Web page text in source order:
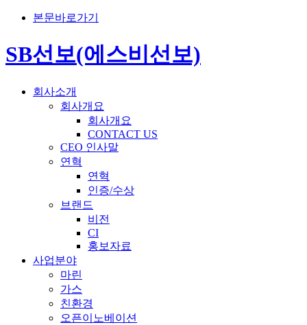
본문바로가기
SB선보(에스비선보)
회사소개
회사개요
회사개요
CONTACT US
CEO 인사말
연혁
연혁
인증/수상
브랜드
비전
CI
홍보자료
사업분야
마린
가스
친환경
오픈이노베이션